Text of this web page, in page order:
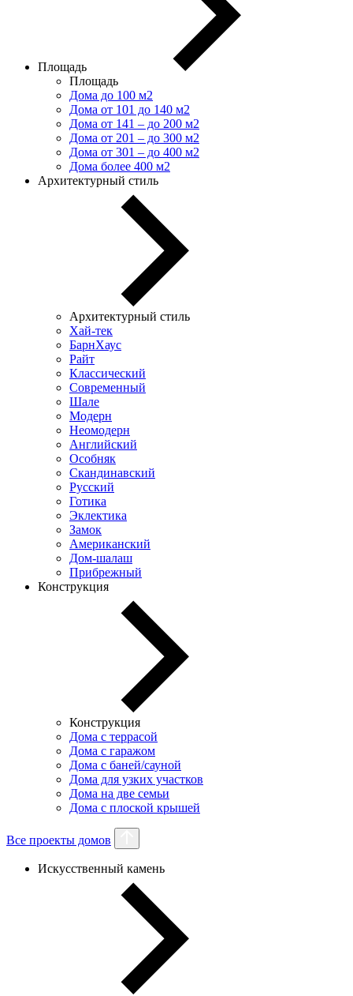
Площадь
Площадь
Дома до 100 м2
Дома от 101 до 140 м2
Дома от 141 – до 200 м2
Дома от 201 – до 300 м2
Дома от 301 – до 400 м2
Дома более 400 м2
Архитектурный стиль
Архитектурный стиль
Хай-тек
БарнХаус
Райт
Классический
Современный
Шале
Модерн
Неомодерн
Английский
Особняк
Скандинавский
Русский
Готика
Эклектика
Замок
Американский
Дом-шалаш
Прибрежный
Конструкция
Конструкция
Дома с террасой
Дома с гаражом
Дома с баней/сауной
Дома для узких участков
Дома на две семьи
Дома с плоской крышей
Все проекты домов
Искусственный камень